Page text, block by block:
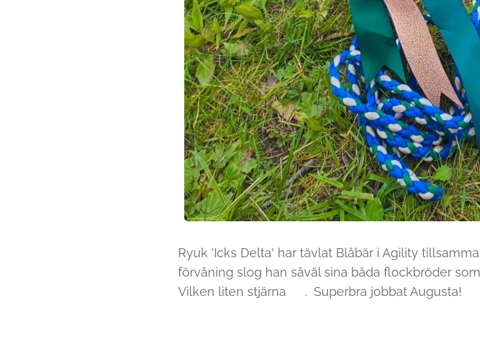
Ryuk 'Icks Delta' har tävlat Blåbär i Agility
förvåning slog han såväl sina båda flockbröder
Vilken liten stjärna 🤩. Superbra jobbat Augusta!